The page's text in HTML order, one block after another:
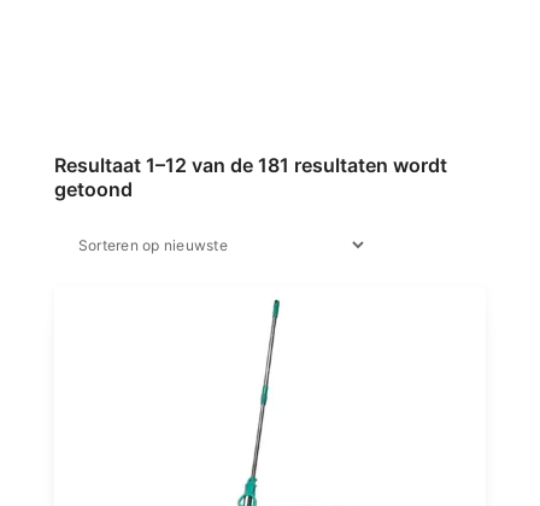
Resultaat 1–12 van de 181 resultaten wordt
getoondGesorteerd
nieuwste